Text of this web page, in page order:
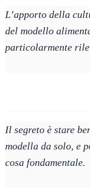
L’apporto della
del modello
particolarmente
Il segreto è stare
modella da solo, e
cosa fondamentale.